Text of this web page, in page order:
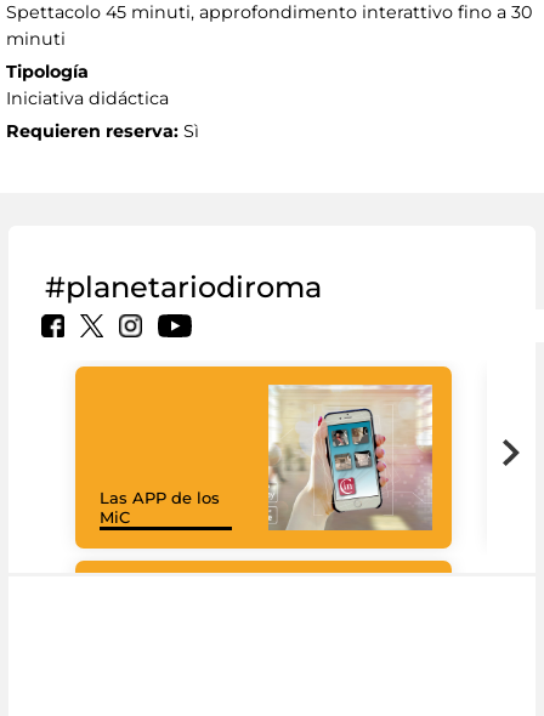
Spettacolo 45 minuti, approfondimento interattivo fino a 30
minuti
Tipología
Iniciativa didáctica
Requieren reserva: Sì
#planetariodiroma
Las APP de los
MiC